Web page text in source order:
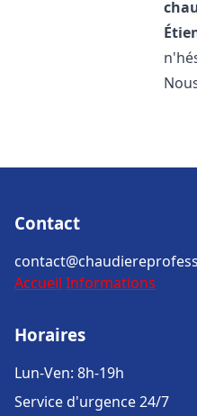
Contact
Accueil Informations
Horaires
Lun-Ven: 8h-19h
Service d'urgence 24/7